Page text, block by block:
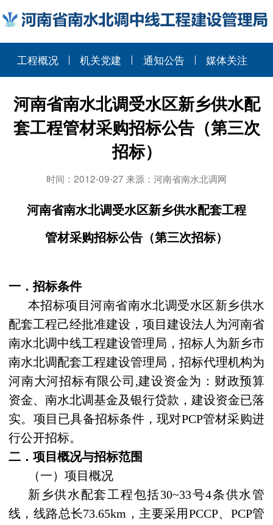
工程概况 机关党建 通知公告 媒体关注
河南省南水北调受水区新乡供水配
套工程管材采购招标公告（第三次
招标）
时间：2012-09-27 来源：河南省南水北调网
河南省南水北调受水区新乡供水配套工程
管材采购招标公告（第三次招标）
一．招标条件
本招标项目河南省南水北调受水区新乡供水
配套工程己经批准建设，项目建设法人为河南省
南水北调中线工程建设管理局，招标人为新乡市
南水北调配套工程建设管理局，招标代理机构为
河南大河招标有限公司 ,建设资金为：财政预算
资金、南水北调基金及银行贷款，建设资金已落
实。项目已具备招标条件，现对PCP管材采购进
行公开招标。
二．项目概况与招标范围
（一）项目概况
新乡供水配套工程包括30~33号4条供水管
线，线路总长73.65km ，主要采用PCCP、 PCP管